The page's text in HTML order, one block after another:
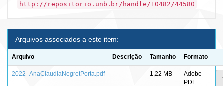
http://repositorio.unb.br/handle/10482/44580
Arquivos associados a este item:
Arquivo Descrição Tamanho Formato
2022_AnaClaudiaNegretPorta.pdf 1,22 MB
Adobe
PDF